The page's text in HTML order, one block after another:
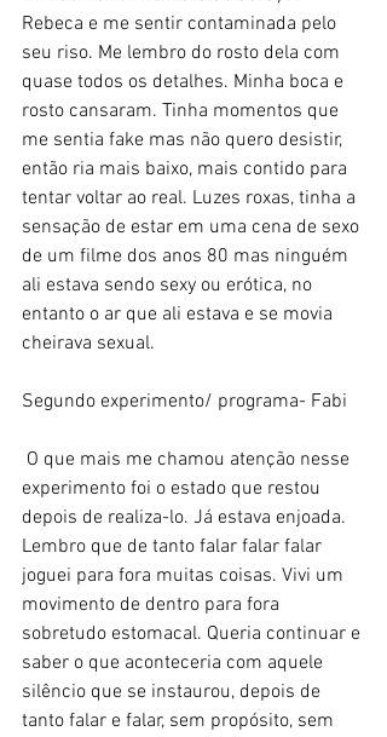
Rebeca e me sentir contaminada pelo
seu riso. Me lembro do rosto dela com
quase todos os detalhes. Minha boca e
rosto cansaram. Tinha momentos que
me sentia fake mas não quero desistir,
então ria mais baixo, mais contido para
tentar voltar ao real. Luzes roxas, tinha a
sensação de estar em uma cena de sexo
de um filme dos anos 80 mas ninguém
ali estava sendo sexy ou erótica, no
entanto o ar que ali estava e se movia
cheirava sexual.
Segundo experimento/ programa- Fabi
experimento foi o estado que restou
depois de realiza-lo. Já estava enjoada.
Lembro que de tanto falar falar falar
joguei para fora muitas coisas. Vivi um
movimento de dentro para fora
sobretudo estomacal. Queria continuar e
saber o que aconteceria com aquele
silêncio que se instaurou, depois de
tanto falar e falar, sem propósito, sem